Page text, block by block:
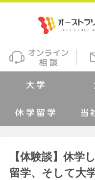
大学
休学留学 当
【体験談】休学
留学、そして大